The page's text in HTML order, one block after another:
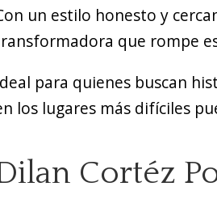
un estilo honesto y
que rompe
para quienes buscan
los lugares más difíciles
Cortéz